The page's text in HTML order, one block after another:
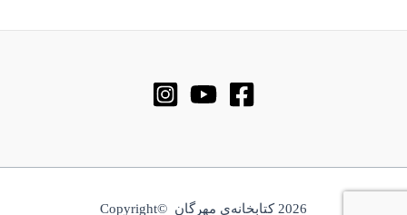
2026 کتابخانه‌ی مهرگان ©Copyright